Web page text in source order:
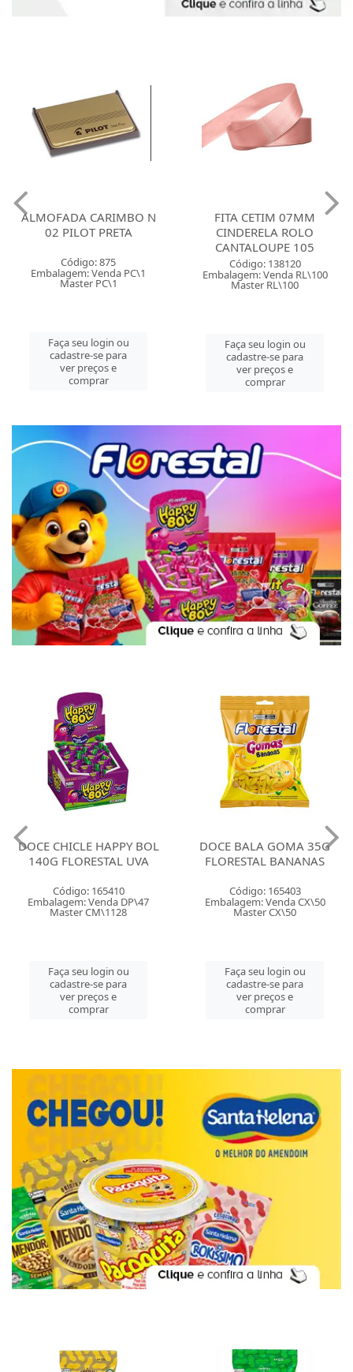
ALMOFADA CARIMBO N
02 PILOT PRETA
Código: 875
Embalagem: Venda PC\1
Master PC\1
Faça seu login ou
cadastre-se para
ver preços e
comprar
FITA CETIM 07MM
CINDERELA ROLO
CANTALOUPE 105
Código: 138120
Embalagem: Venda RL\100
Master RL\100
Faça seu login ou
cadastre-se para
ver preços e
comprar
DOCE CHICLE HAPPY BOL
140G FLORESTAL UVA
Código: 165410
Embalagem: Venda DP\47
Master CM\1128
Faça seu login ou
cadastre-se para
ver preços e
comprar
DOCE BALA GOMA 35G
FLORESTAL BANANAS
Código: 165403
Embalagem: Venda CX\50
Master CX\50
Faça seu login ou
cadastre-se para
ver preços e
comprar